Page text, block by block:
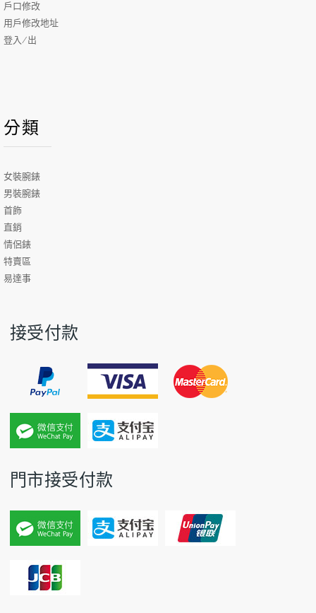
戶口修改
用戶修改地址
登入/出
分類
女裝腕錶
男裝腕錶
首飾
直銷
情侶錶
特賣區
易達事
接受付款
門市接受付款